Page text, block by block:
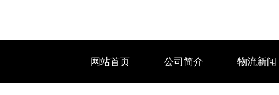
网站首页 公司简介 物流新闻